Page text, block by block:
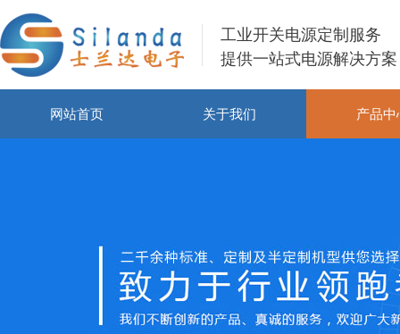
工业开关电源定制服务
提供一站式电源解决方案
网站首页 关于我们 产品中